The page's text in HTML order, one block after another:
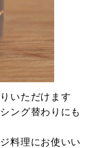
いただけます
ング替わりにも
料理にお使いい